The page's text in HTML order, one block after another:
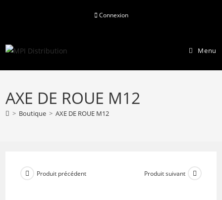
Connexion
Menu
AXE DE ROUE M12
> Boutique > AXE DE ROUE M12
Produit précédent Produit suivant